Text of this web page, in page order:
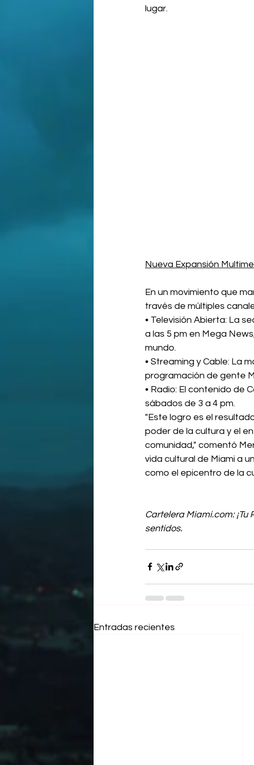
lugar.
Nueva Expansión
En un movimiento que
través de múltiples
• Televisión Abierta: La
a las 5 pm en Mega
mundo.
• Streaming y Cable: La
programación de gente
• Radio: El contenido de
sábados de 3 a 4 pm.
"Este logro es el
poder de la cultura y el
comunidad," comentó
vida cultural de Miami a
como el epicentro de la
Cartelera Miami.com:
sentidos.
Entradas recientes